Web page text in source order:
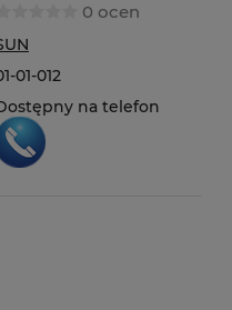
0 ocen
01-012
na telefon